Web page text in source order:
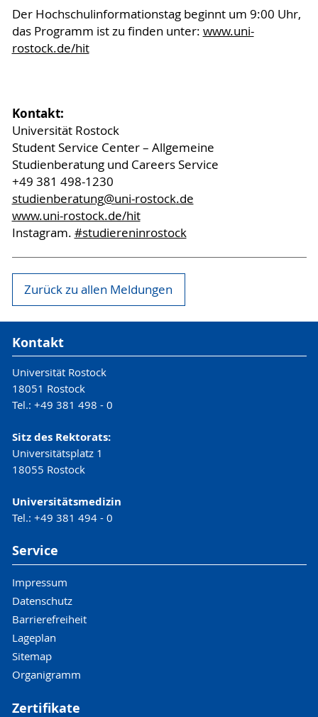
Der Hochschulinformationstag beginnt um 9:00 Uhr,
das Programm ist zu finden unter: www.uni-
rostock.de/hit
Kontakt:
Universität Rostock
Student Service Center – Allgemeine
Studienberatung und Careers Service
+49 381 498-1230
studienberatung@uni-rostock.de
www.uni-rostock.de/hit
Instagram. #studiereninrostock
Zurück zu allen Meldungen
Kontakt
Universität Rostock
18051 Rostock
Tel.: +49 381 498 - 0
Sitz des Rektorats:
Universitätsplatz 1
18055 Rostock
Universitätsmedizin
Tel.: +49 381 494 - 0
Service
Impressum
Datenschutz
Barrierefreiheit
Lageplan
Sitemap
Organigramm
Zertifikate